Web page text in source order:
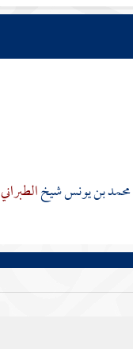
محمد بن يونسشيخالطبراني